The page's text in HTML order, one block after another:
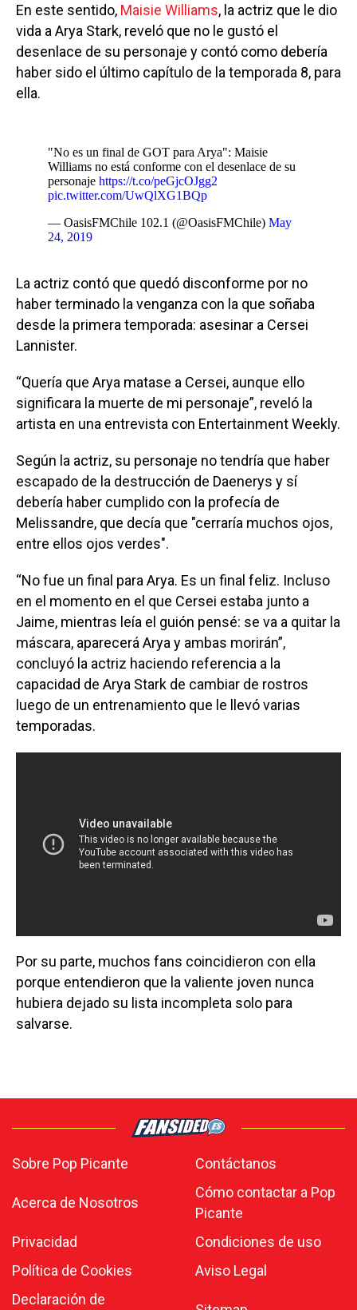
En este sentido, Maisie Williams, la actriz que le dio
vida a Arya Stark, reveló que no le gustó el
desenlace de su personaje y contó como debería
haber sido el último capítulo de la temporada 8, para
ella.
"No es un final de GOT para Arya": Maisie
Williams no está conforme con el desenlace de su
personaje https://t.co/peGjcOJgg2
pic.twitter.com/UwQlXG1BQp
— OasisFMChile 102.1 (@OasisFMChile) May
24, 2019
La actriz contó que quedó disconforme por no
haber terminado la venganza con la que soñaba
desde la primera temporada: asesinar a Cersei
Lannister.
“Quería que Arya matase a Cersei, aunque ello
significara la muerte de mi personaje”, reveló la
artista en una entrevista con Entertainment Weekly.
Según la actriz, su personaje no tendría que haber
escapado de la destrucción de Daenerys y sí
debería haber cumplido con la profecía de
Melissandre, que decía que "cerraría muchos ojos,
entre ellos ojos verdes".
“No fue un final para Arya. Es un final feliz. Incluso
en el momento en el que Cersei estaba junto a
Jaime, mientras leía el guión pensé: se va a quitar la
máscara, aparecerá Arya y ambas morirán”,
concluyó la actriz haciendo referencia a la
capacidad de Arya Stark de cambiar de rostros
luego de un entrenamiento que le llevó varias
temporadas.
Por su parte, muchos fans coincidieron con ella
porque entendieron que la valiente joven nunca
hubiera dejado su lista incompleta solo para
salvarse.
Sobre Pop Picante Contáctanos
Acerca de Nosotros
Cómo contactar a Pop
Picante
Privacidad
Condiciones de uso
Política de Cookies
Aviso Legal
Declaración de